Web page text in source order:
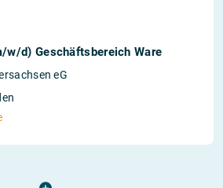
w/d) Geschäftsbereich Ware
eG